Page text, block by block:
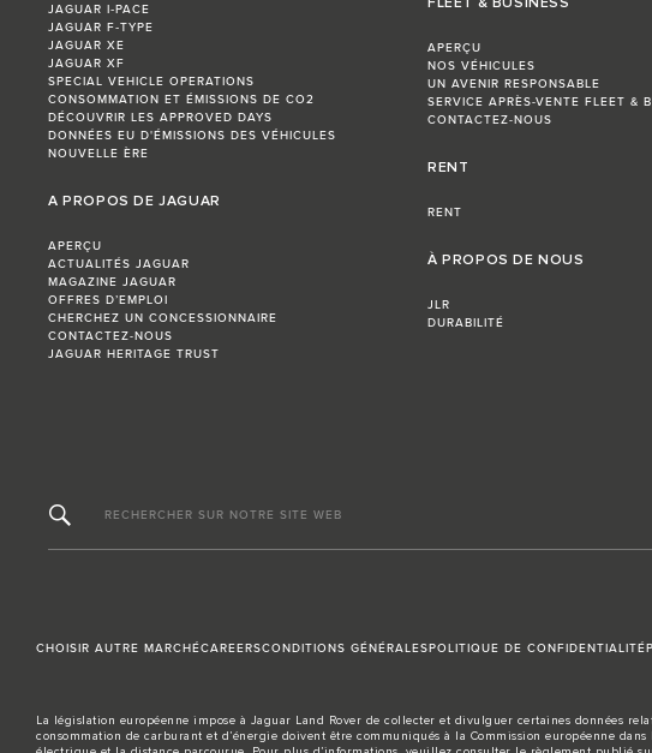
JAGUAR I‑PACE
JAGUAR F‑TYPE
JAGUAR XE
JAGUAR XF
SPECIAL VEHICLE OPERATIONS
CONSOMMATION ET ÉMISSIONS DE CO2
DÉCOUVRIR LES APPROVED DAYS
DONNÉES EU D'ÉMISSIONS DES VÉHICULES
NOUVELLE ÈRE
A PROPOS DE JAGUAR
APERÇU
ACTUALITÉS JAGUAR
MAGAZINE JAGUAR
OFFRES D’EMPLOI
CHERCHEZ UN CONCESSIONNAIRE
CONTACTEZ-NOUS
JAGUAR HERITAGE TRUST
FLEET & BUSINESS
APERÇU
NOS VÉHICULES
UN AVENIR RESPONSABLE
SERVICE APRÈS-VENTE FLEET &
CONTACTEZ-NOUS
RENT
RENT
À PROPOS DE NOUS
JLR
DURABILITÉ
RECHERCHER SUR NOTRE SITE WEB
CHOISIR AUTRE MARCHÉCAREERSCONDITIONS GÉNÉRALESPOLITIQUE DE CONFIDENTIALITÉ
La législation européenne impose à Jaguar Land Rover de collecter et divulguer certaines données
consommation de carburant et d’énergie doivent être communiqués à la Commission européenne